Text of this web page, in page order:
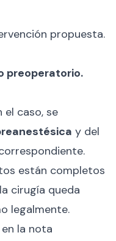
propuesta.
preoperatorio.
el caso, se
y del
están completos
cirugía queda
legalmente.
la nota